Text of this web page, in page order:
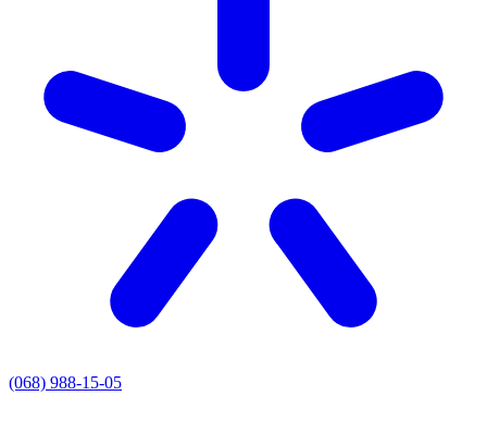
(068) 988-15-05